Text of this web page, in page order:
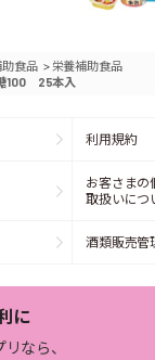
助食品 > 栄養補助食品
100 25本入
利用規約
お客さまの
取扱いにつ
酒類販売管
に
なら、